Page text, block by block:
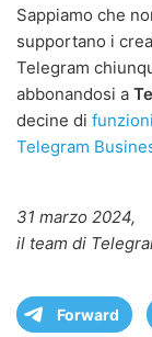
Sappiamo che
supportano i
Telegram
abbonandosi a
decine di
Telegram
31 marzo 2024,
il team di
Forward